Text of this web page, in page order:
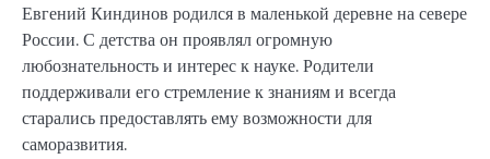
Евгений Киндинов родился в маленькой деревне на севере
России. С детства он проявлял огромную
любознательность и интерес к науке. Родители
поддерживали его стремление к знаниям и всегда
старались предоставлять ему возможности для
саморазвития.